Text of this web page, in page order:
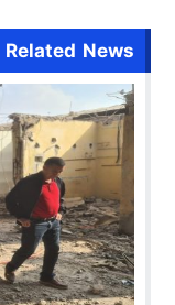
Related News